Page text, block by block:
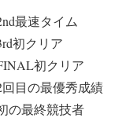
最速タイム
初クリア
初クリア
回目の最優秀成績
の最終競技者